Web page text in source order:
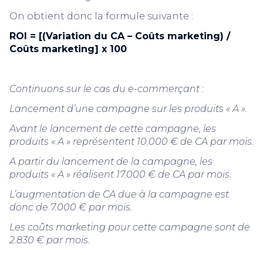
On obtient donc la formule suivante :
ROI = [(Variation du CA – Coûts marketing) /
Coûts marketing] x 100
Continuons sur le cas du e-commerçant :
Lancement d’une campagne sur les produits « A ».
Avant le lancement de cette campagne, les
produits « A » représentent 10.000 € de CA par mois.
A partir du lancement de la campagne, les
produits « A » réalisent 17.000 € de CA par mois.
L’augmentation de CA due à la campagne est
donc de 7.000 € par mois.
Les coûts marketing pour cette campagne sont de
2.830 € par mois.